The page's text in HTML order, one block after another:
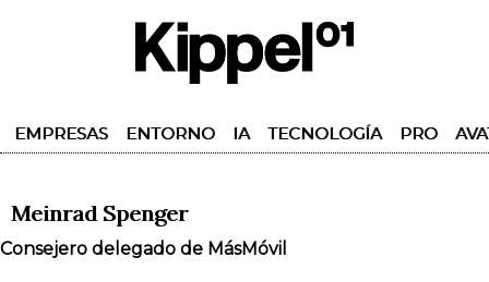
EMPRESAS ENTORNO IA TECNOLOGÍA PRO
Meinrad Spenger
Consejero delegado de MásMóvil